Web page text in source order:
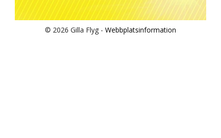
© 2026 Gilla Flyg - Webbplatsinformation